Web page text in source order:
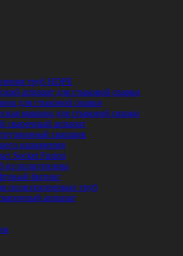
труб HDPE
аппарат для стыковой сварки
для стыковой сварки
машина для стыковой сварки
сварочный аппарат
сварщик
назначения
Socket Fusion
из полиэтилена
фитинг
полиэтиленовых труб
аппарат